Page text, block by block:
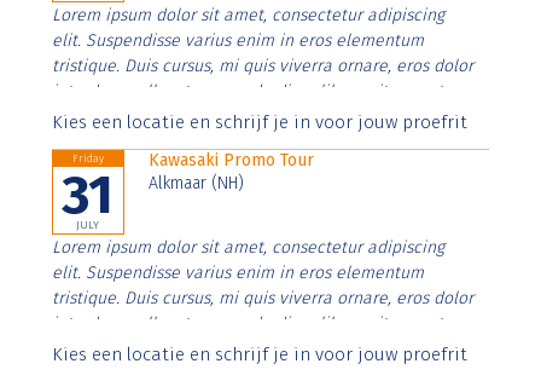
Lorem ipsum dolor sit amet, consectetur adipiscing
elit. Suspendisse varius enim in eros elementum
tristique. Duis cursus, mi quis viverra ornare, eros dolor
interdum nulla, ut commodo diam libero vitae erat.
Aenean faucibus nibh et justo cursus id rutrum lorem
Kies een locatie en schrijf je in voor jouw proefrit
Friday
31
JULY
Kawasaki Promo Tour
Alkmaar (NH)
Lorem ipsum dolor sit amet, consectetur adipiscing
elit. Suspendisse varius enim in eros elementum
tristique. Duis cursus, mi quis viverra ornare, eros dolor
interdum nulla, ut commodo diam libero vitae erat.
Aenean faucibus nibh et justo cursus id rutrum lorem
Kies een locatie en schrijf je in voor jouw proefrit